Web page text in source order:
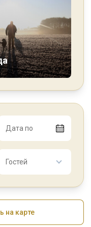
Дата по
Гостей
на карте